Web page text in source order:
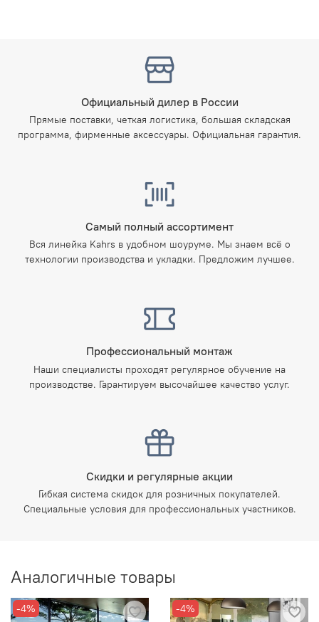
Официальный дилер в России
Прямые поставки, четкая логистика, большая складская
программа, фирменные аксессуары. Официальная гарантия.
Самый полный ассортимент
Вся линейка Kahrs в удобном шоуруме. Мы знаем всё о
технологии производства и укладки. Предложим лучшее.
Профессиональный монтаж
Наши специалисты проходят регулярное обучение на
производстве. Гарантируем высочайшее качество услуг.
Скидки и регулярные акции
Гибкая система скидок для розничных покупателей.
Специальные условия для профессиональных участников.
Аналогичные товары
-4% -4%